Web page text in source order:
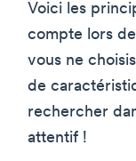
Voici les
compte lors
vous ne
de
rechercher
attentif !